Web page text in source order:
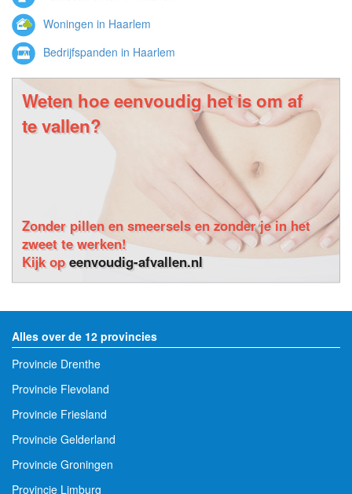
Woningen in Haarlem
Bedrijfspanden in Haarlem
Weten hoe eenvoudig het is om af
te vallen?
Zonder pillen en smeersels en zonder je in het
zweet te werken!
Kijk opeenvoudig-afvallen.nl
Alles over de 12 provincies
Provincie Drenthe
Provincie Flevoland
Provincie Friesland
Provincie Gelderland
Provincie Groningen
Provincie Limburg